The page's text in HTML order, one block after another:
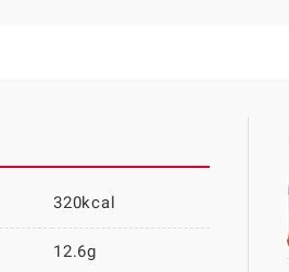
320kcal
12.6g